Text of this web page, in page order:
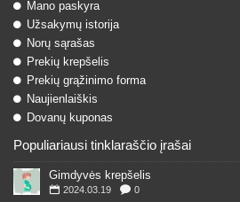
Mano paskyra
Užsakymų istorija
Norų sąrašas
Prekių krepšelis
Prekių grąžinimo forma
Naujienlaiškis
Dovanų kuponas
Populiariausi tinklaraščio įrašai
Gimdyvės krepšelis
2024.03.19 0